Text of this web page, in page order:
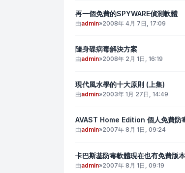
再一個免費的SPYWARE偵測軟體
由admin»2008年 4月 7日, 17:09
隨身碟病毒解決方案
由admin»2008年 2月 1日, 16:19
現代風水學的十大原則 (上集)
由admin»2003年 1月 27日, 14:49
AVAST Home Edition 個人免費防
由admin»2007年 8月 1日, 09:24
卡巴斯基防毒軟體現在也有免費版本
由admin»2007年 8月 1日, 09:19